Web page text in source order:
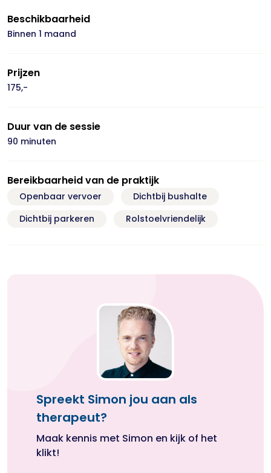
Beschikbaarheid
Binnen 1 maand
Prijzen
175,-
Duur van de sessie
90 minuten
Bereikbaarheid van de praktijk
Openbaar vervoer
Dichtbij bushalte
Dichtbij parkeren
Rolstoelvriendelijk
Spreekt Simon jou aan als
therapeut?
Maak kennis met Simon en kijk of het
klikt!